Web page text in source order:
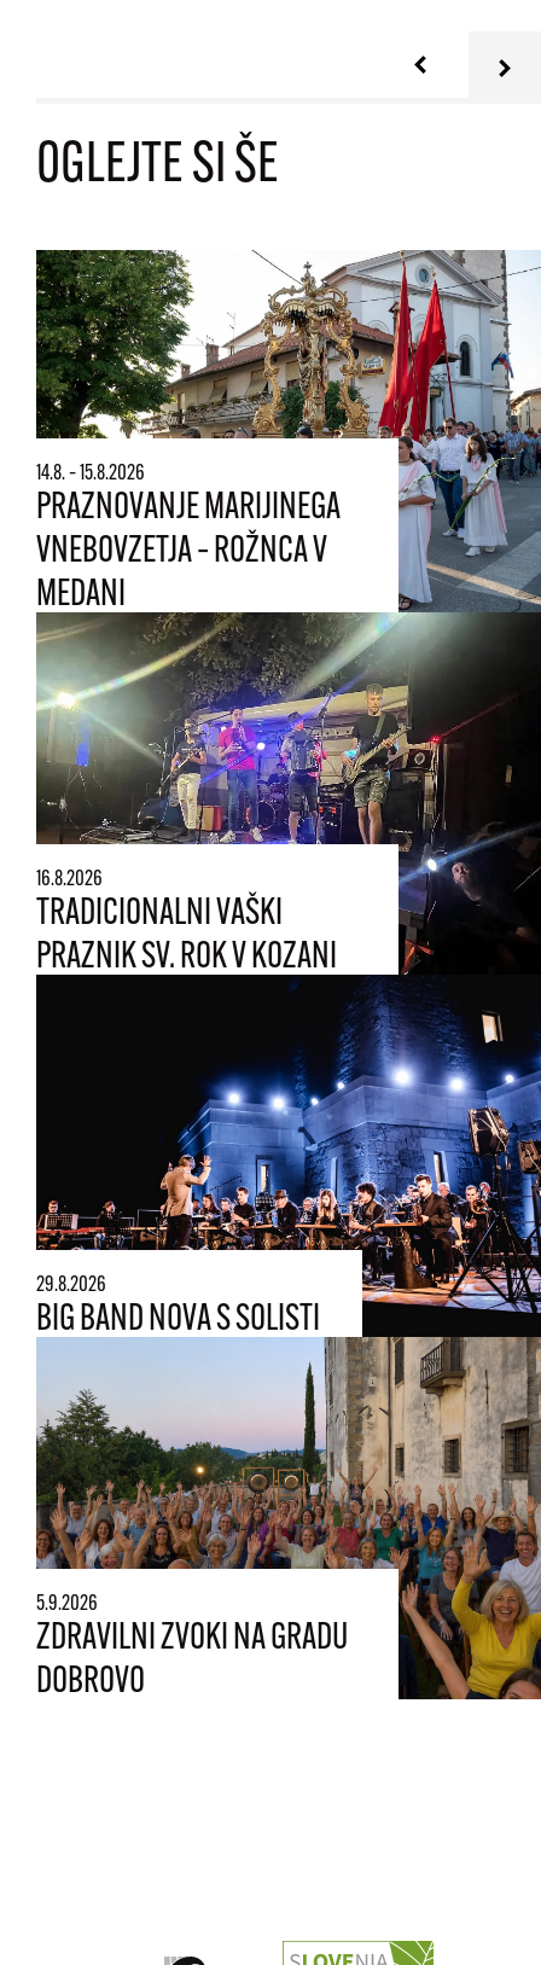
OGLEJTE SI ŠE
14.8. – 15.8.2026
PRAZNOVANJE MARIJINEGA
VNEBOVZETJA – ROŽNCA V
MEDANI
16.8.2026
TRADICIONALNI VAŠKI
PRAZNIK SV. ROK V KOZANI
29.8.2026
BIG BAND NOVA S SOLISTI
5.9.2026
ZDRAVILNI ZVOKI NA GRADU
DOBROVO